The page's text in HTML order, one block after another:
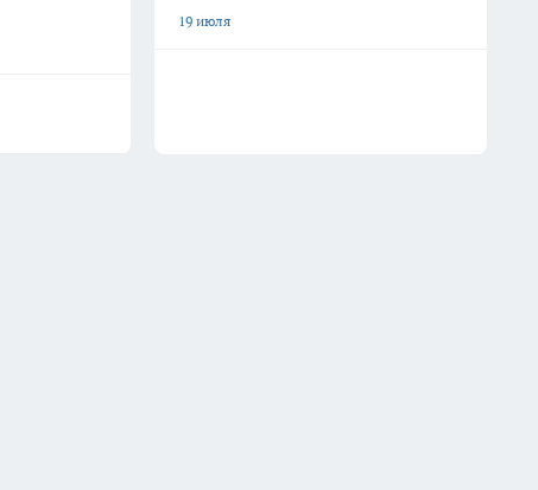
19 июля